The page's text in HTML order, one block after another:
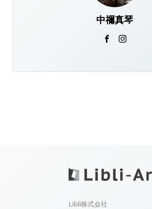
中禰真琴
Libli株式会社